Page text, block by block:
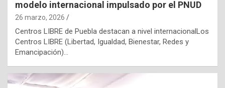
modelo internacional impulsado por el PNUD
26 marzo, 2026
Centros LIBRE de Puebla destacan a nivel internacionalLos
Centros LIBRE (Libertad, Igualdad, Bienestar, Redes y
Emancipación)…